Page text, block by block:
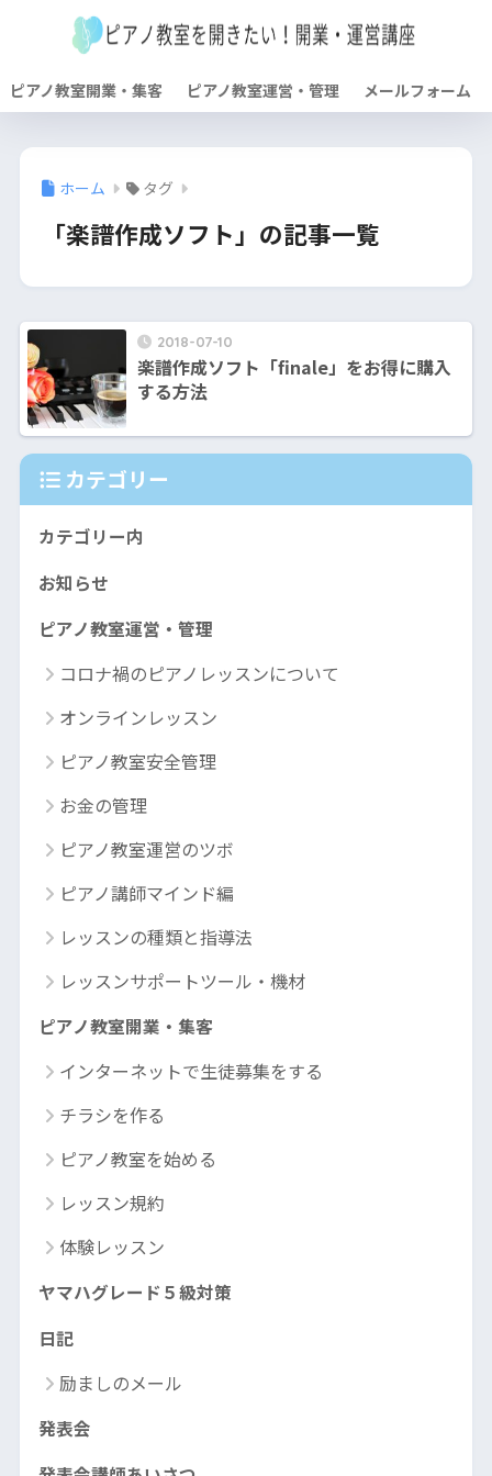
ピアノ教室開業・集客 ピアノ教室運営・管理 メールフォーム
ホーム タグ
「楽譜作成ソフト」の記事一覧
2018-07-10
楽譜作成ソフト「finale」をお得に購入
する方法
カテゴリー
カテゴリー内
お知らせ
ピアノ教室運営・管理
コロナ禍のピアノレッスンについて
オンラインレッスン
ピアノ教室安全管理
お金の管理
ピアノ教室運営のツボ
ピアノ講師マインド編
レッスンの種類と指導法
レッスンサポートツール・機材
ピアノ教室開業・集客
インターネットで生徒募集をする
チラシを作る
ピアノ教室を始める
レッスン規約
体験レッスン
ヤマハグレード５級対策
日記
励ましのメール
発表会